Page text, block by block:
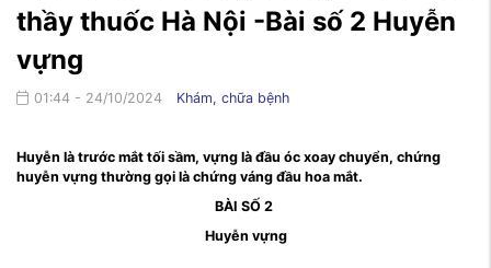
thầy thuốc Hà Nội -Bài số 2 Huyễn
vựng
01:44 - 24/10/2024 Khám, chữa bệnh
Huyễn là trước mắt tối sầm, vựng là đầu óc xoay chuyển, chứng
huyễn vựng thường gọi là chứng váng đầu hoa mắt.
BÀI SỐ 2
Huyễn vựng